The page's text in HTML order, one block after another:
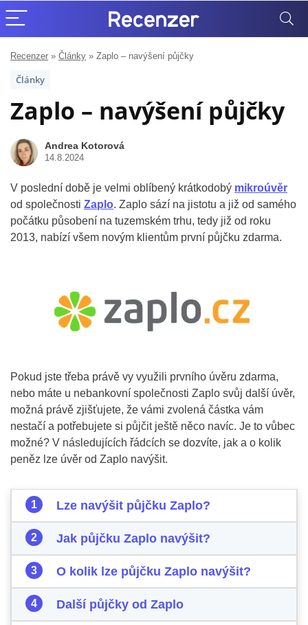
Recenzer » Články » Zaplo – navýšení půjčky
Články
Zaplo – navýšení půjčky
Andrea Kotorová
14.8.2024
V poslední době je velmi oblíbený krátkodobý mikroúvěr
od společnosti Zaplo. Zaplo sází na jistotu a již od samého
počátku působení na tuzemském trhu, tedy již od roku
2013, nabízí všem novým klientům první půjčku zdarma.
Pokud jste třeba právě vy využili prvního úvěru zdarma,
nebo máte u nebankovní společnosti Zaplo svůj další úvěr,
možná právě zjišťujete, že vámi zvolená částka vám
nestačí a potřebujete si půjčit ještě něco navíc. Je to vůbec
možné? V následujících řádcích se dozvíte, jak a o kolik
peněz lze úvěr od Zaplo navýšit.
Lze navýšit půjčku Zaplo?
Jak půjčku Zaplo navýšit?
O kolik lze půjčku Zaplo navýšit?
Další půjčky od Zaplo